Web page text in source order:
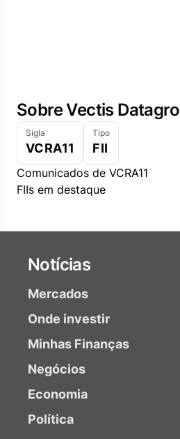
Sobre Vectis Datagro
Sigla
VCRA11
Tipo
FII
Comunicados de VCRA11
FIIs em destaque
Notícias
Mercados
Onde investir
Minhas Finanças
Negócios
Economia
Política